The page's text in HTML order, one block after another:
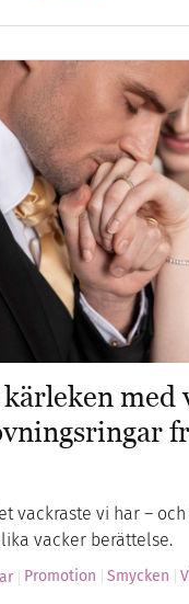
med
vackraste vi har –
vacker berättelse.
Promotion Smycken